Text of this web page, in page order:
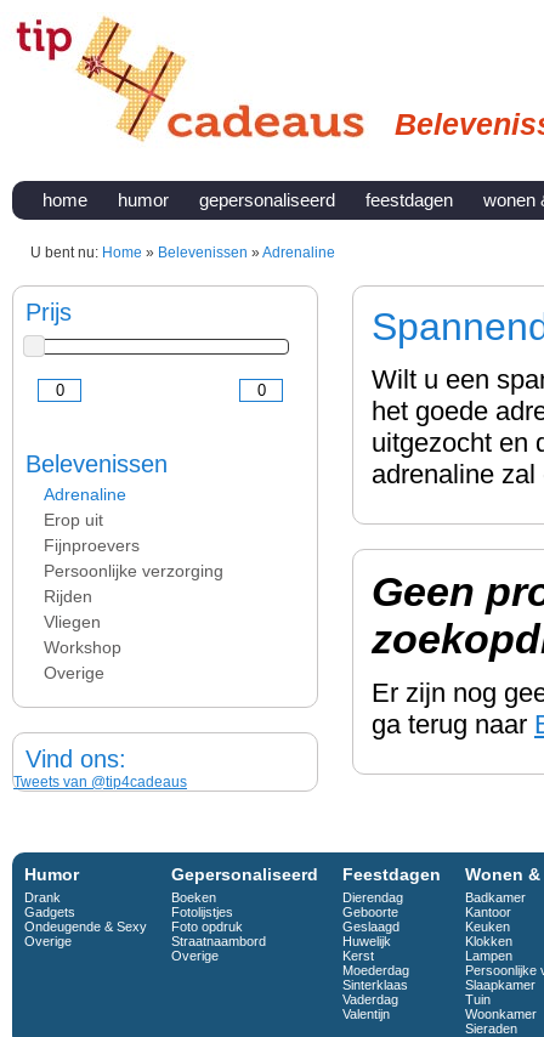
home humor gepersonaliseerd feestdagen wonen
U bent nu: Home » Belevenissen » Adrenaline
Prijs
Belevenissen
Adrenaline
Erop uit
Fijnproevers
Persoonlijke verzorging
Rijden
Vliegen
Workshop
Overige
Vind ons:
Tweets van @tip4cadeaus
Wilt u een
het goede
uitgezocht en
adrenaline
Geen
Er zijn nog
ga terug naar
Humor
Drank
Gadgets
Ondeugende & Sexy
Overige
Gepersonaliseerd
Boeken
Fotolijstjes
Foto opdruk
Straatnaambord
Overige
Feestdagen
Dierendag
Geboorte
Geslaagd
Huwelijk
Kerst
Moederdag
Sinterklaas
Vaderdag
Valentijn
Wonen
Badkamer
Kantoor
Keuken
Klokken
Lampen
Persoonlijke
Slaapkamer
Tuin
Woonkamer
Sieraden